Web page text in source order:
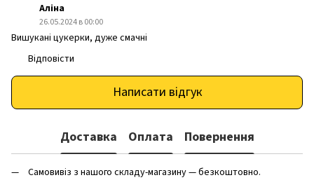
Аліна
26.05.2024 в 00:00
Вишукані цукерки, дуже смачні
Відповісти
Написати відгук
Доставка Оплата Повернення
Самовивіз з нашого складу-магазину — безкоштовно.